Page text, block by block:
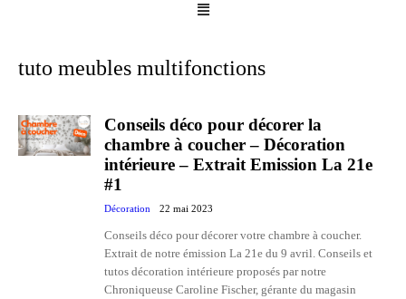
tuto meubles multifonctions
Conseils déco pour décorer la
chambre à coucher – Décoration
intérieure – Extrait Emission La 21e
#1
Décoration 22 mai 2023
Conseils déco pour décorer votre chambre à coucher.
Extrait de notre émission La 21e du 9 avril. Conseils et
tutos décoration intérieure proposés par notre
Chroniqueuse Caroline Fischer, gérante du magasin